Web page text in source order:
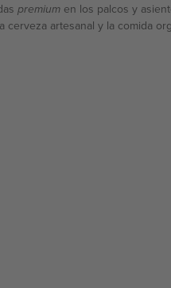
premiumen los palcos y
artesanal y la comida